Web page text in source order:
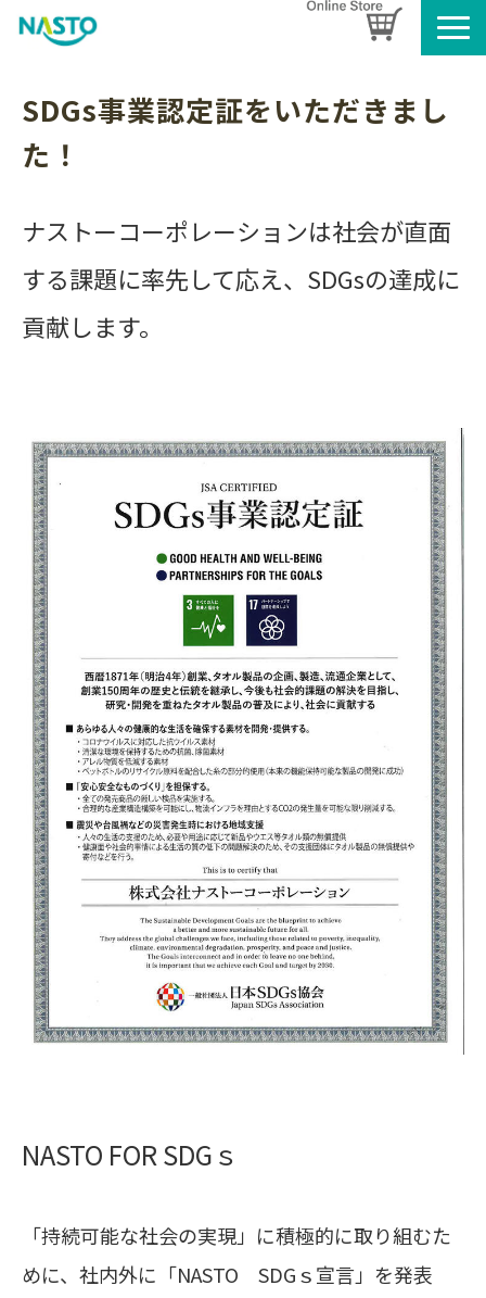
製品情報
名入れタオルのご案内
採用情報
SDGs事業認定証をいただきまし
た！
ナストーコーポレーションは社会が直面
する課題に率先して応え、SDGsの達成に
貢献します。
NASTO FOR SDGｓ
「持続可能な社会の実現」に積極的に取り組むた
めに、社内外に「NASTO SDGｓ宣言」を発表